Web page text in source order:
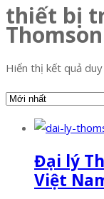
thiết bị
Thomson
Hiển thị kết quả
Đại lý
Việt